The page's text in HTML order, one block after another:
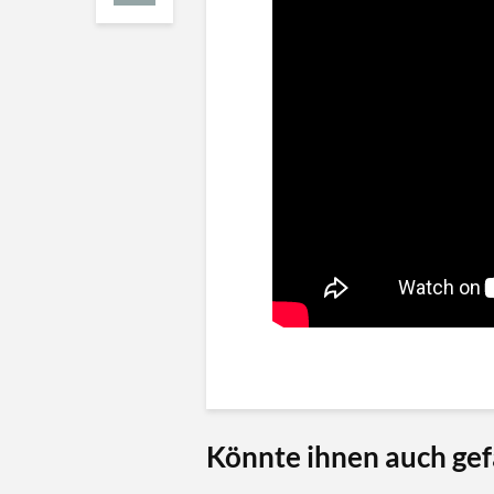
Könnte ihnen auch